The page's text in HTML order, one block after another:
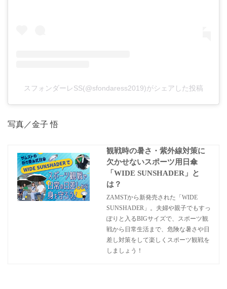
スフォンダーレSS(@sfondaress2019)がシェアした投稿
写真／金子 悟
観戦時の暑さ・紫外線対策に
欠かせないスポーツ用日傘
「WIDE SUNSHADER」と
は？
ZAMSTから新発売された「WIDE
SUNSHADER」。夫婦や親子でもすっ
ぽりと入るBIGサイズで、スポーツ観
戦から日常生活まで、危険な暑さや日
差し対策をして楽しくスポーツ観戦を
しましょう！